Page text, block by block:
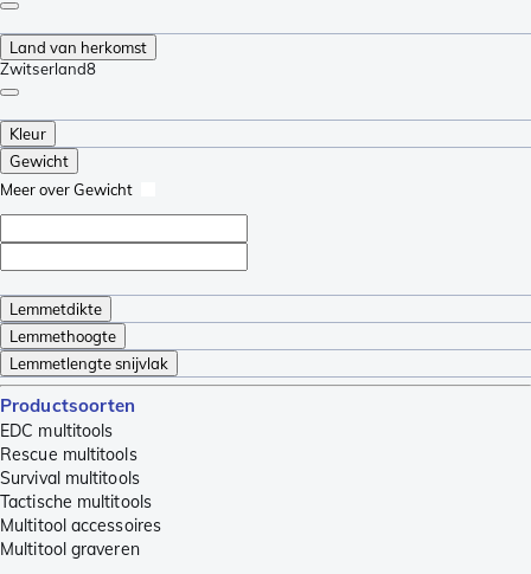
Land van herkomst
Zwitserland8
Kleur
Gewicht
Meer over Gewicht
Lemmetdikte
Lemmethoogte
Lemmetlengte snijvlak
Productsoorten
EDC multitools
Rescue multitools
Survival multitools
Tactische multitools
Multitool accessoires
Multitool graveren